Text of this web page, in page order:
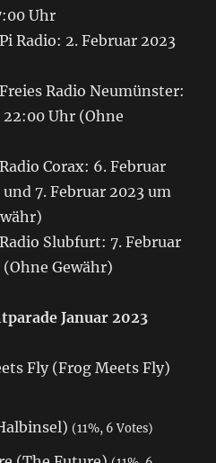
Uhr
Radio: 2. Februar 2023
Radio Neumünster:
22:00 Uhr (Ohne
Corax: 6. Februar
7. Februar 2023 um
Slubfurt: 7. Februar
Gewähr)
Januar 2023
Fly (Frog Meets Fly)
(11%, 6 Votes)